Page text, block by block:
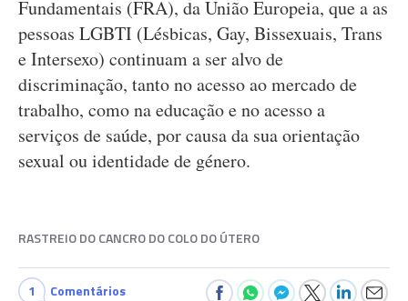
Fundamentais (FRA), da União Europeia, que a as
pessoas LGBTI (Lésbicas, Gay, Bissexuais, Trans
e Intersexo) continuam a ser alvo de
discriminação, tanto no acesso ao mercado de
trabalho, como na educação e no acesso a
serviços de saúde, por causa da sua orientação
sexual ou identidade de género.
RASTREIO DO CANCRO DO COLO DO ÚTERO
1 Comentários